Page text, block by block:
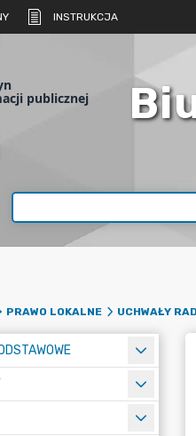
INSTRUKCJA
publicznej
PRAWO LOKALNE UCHWAŁY